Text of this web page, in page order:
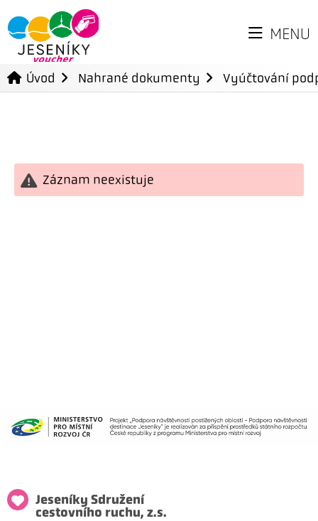
MENU
Úvod Nahrané dokumenty Vyúčtování
Záznam neexistuje
Jeseníky Sdružení
cestovního ruchu, z.s.